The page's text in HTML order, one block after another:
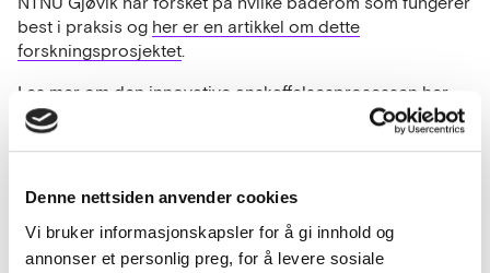
Denne nettsiden anvender cookies
Vi bruker informasjonskapsler for å gi innhold og
annonser et personlig preg, for å levere sosiale
best i praksis og her er en artikkel om dette
forskningsprosjektet
Les mer om den innovative anskaffelsesprosessen her
baderomsløsninger er her
snart!